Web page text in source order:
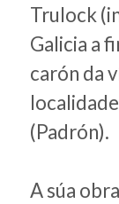
Trulock
Galicia a
carón da
(Padrón).
A súa